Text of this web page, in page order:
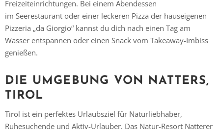
Freizeiteinrichtungen. Bei einem Abendessen
im Seerestaurant oder einer leckeren Pizza der hauseigenen
Pizzeria „da Giorgio“ kannst du dich nach einen Tag am
Wasser entspannen oder einen Snack vom Takeaway-Imbiss
genießen.
DIE UMGEBUNG VON NATTERS,
TIROL
Tirol ist ein perfektes Urlaubsziel für Naturliebhaber,
Ruhesuchende und Aktiv-Urlauber. Das Natur-Resort Natterer